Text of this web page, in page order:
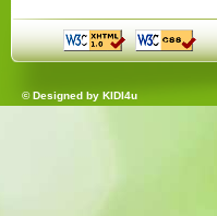
© Designed by KIDI4u